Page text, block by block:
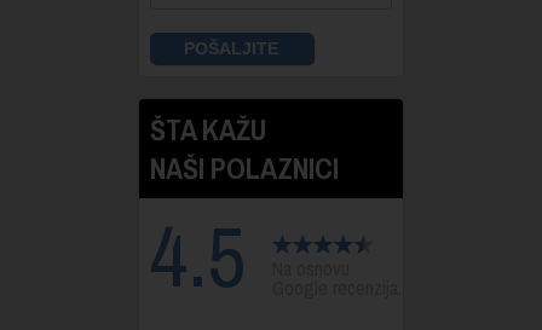
ŠTA KAŽU
NAŠI POLAZNICI
4.5